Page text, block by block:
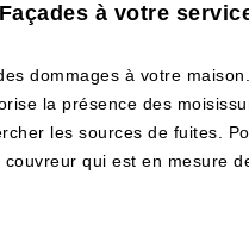
à votre
dommages à votre
la présence des
les sources de fuites.
couvreur qui est en mesure